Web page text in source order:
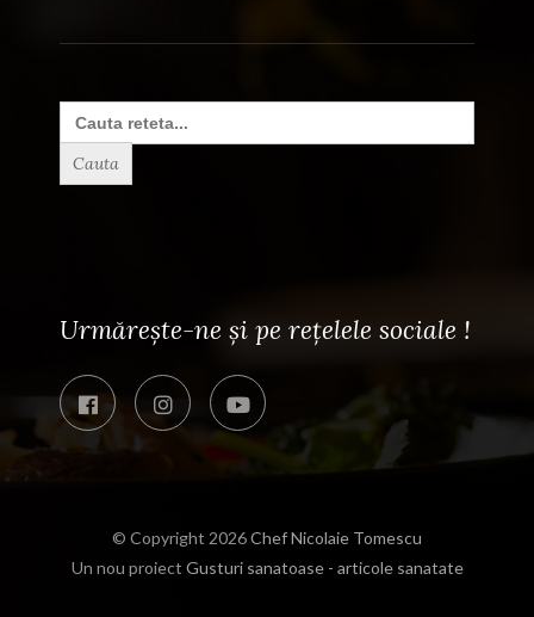
Search
for:
Urmărește-ne și pe rețelele sociale !
© Copyright 2026Chef Nicolaie Tomescu
Un nou proiect Gusturi sanatoase - articole sanatate